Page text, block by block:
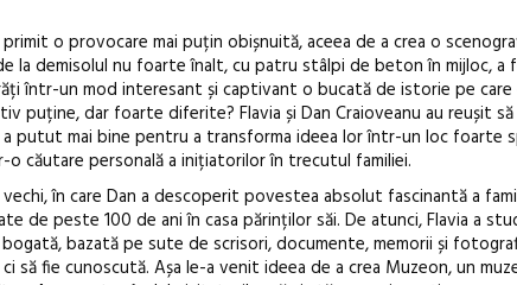
primit o provocare mai puțin obișnuită, aceea de a crea o
la demisolul nu foarte înalt, cu patru stâlpi de beton în mijloc, a
într-un mod interesant și captivant o bucată de istorie pe
puține, dar foarte diferite? Flavia și Dan Craioveanu au reușit
putut mai bine pentru a transforma ideea lor într-un loc foarte
căutare personală a inițiatorilor în trecutul familiei.
în care Dan a descoperit povestea absolut fascinantă a
de peste 100 de ani în casa părinților săi. De atunci, Flavia a
bazată pe sute de scrisori, documente, memorii și
să fie cunoscută. Așa le-a venit ideea de a crea Muzeon, un